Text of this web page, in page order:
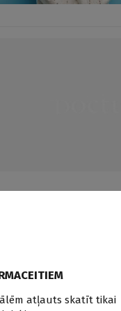
atļauts skatīt tikai